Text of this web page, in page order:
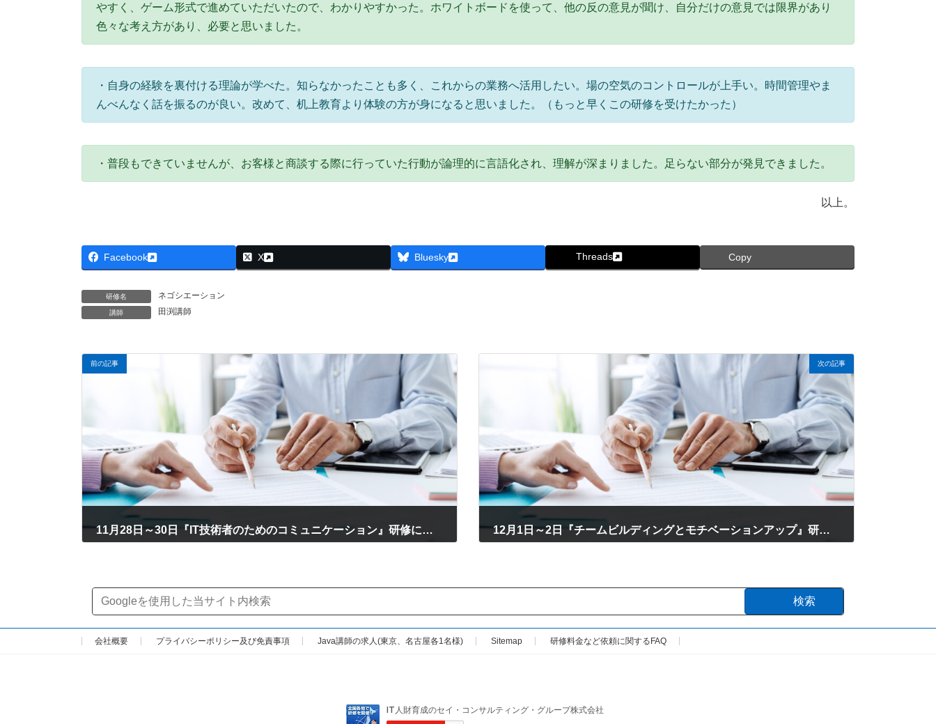
やすく、ゲーム形式で進めていただいたので、わかりやすかった。ホワイトボードを使って、他の反の意見が聞け、自分だけの意見では限界があり
色々な考え方があり、必要と思いました。
・自身の経験を裏付ける理論が学べた。知らなかったことも多く、これからの業務へ活用したい。場の空気のコントロールが上手い。時間管理やま
んべんなく話を振るのが良い。改めて、机上教育より体験の方が身になると思いました。（もっと早くこの研修を受けたかった）
・普段もできていませんが、お客様と商談する際に行っていた行動が論理的に言語化され、理解が深まりました。足らない部分が発見できました。
以上。
Facebook X Bluesky Threads Copy
研修名 ネゴシエーション
講師 田渕講師
前の記事
11月28日～30日『IT技術者のためのコミュニケーション』研修に感想をいただきました
次の記事
12月1日～2日『チームビルディングとモチベーションアップ』研修に感想をいただきました
検索
会社概要 プライバシーポリシー及び免責事項 Java講師の求人(東京、名古屋各1名様) Sitemap 研修料金など依頼に関するFAQ